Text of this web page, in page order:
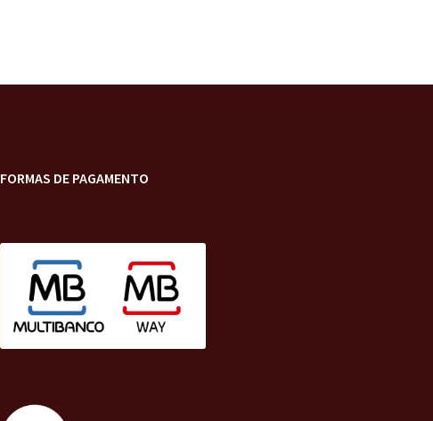
FORMAS DE PAGAMENTO